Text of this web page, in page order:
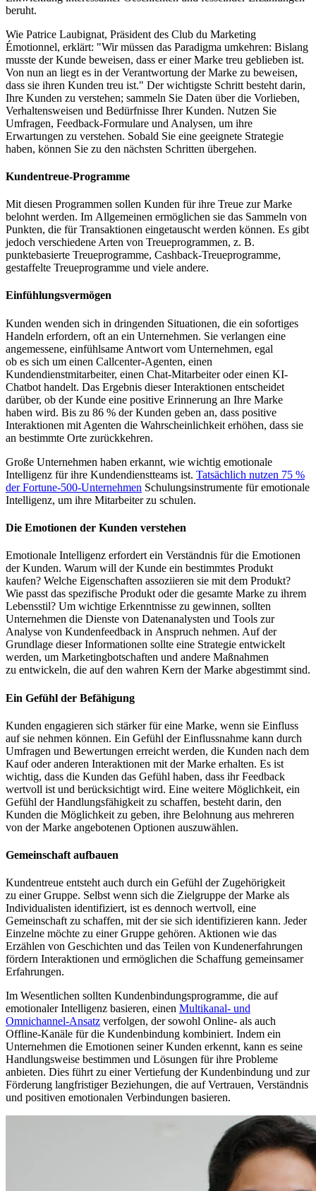
beruht.
Wie Patrice Laubignat, Präsident des Club du Marketing
Émotionnel, erklärt: "Wir müssen das Paradigma umkehren: Bislang
musste der Kunde beweisen, dass er einer Marke treu geblieben ist.
Von nun an liegt es in der Verantwortung der Marke zu beweisen,
dass sie ihren Kunden treu ist." Der wichtigste Schritt besteht darin,
Ihre Kunden zu verstehen; sammeln Sie Daten über die Vorlieben,
Verhaltensweisen und Bedürfnisse Ihrer Kunden. Nutzen Sie
Umfragen, Feedback-Formulare und Analysen, um ihre
Erwartungen zu verstehen. Sobald Sie eine geeignete Strategie
haben, können Sie zu den nächsten Schritten übergehen.
Kundentreue-Programme
Mit diesen Programmen sollen Kunden für ihre Treue zur Marke
belohnt werden. Im Allgemeinen ermöglichen sie das Sammeln von
Punkten, die für Transaktionen eingetauscht werden können. Es gibt
jedoch verschiedene Arten von Treueprogrammen, z. B.
punktebasierte Treueprogramme, Cashback-Treueprogramme,
gestaffelte Treueprogramme und viele andere.
Einfühlungsvermögen
Kunden wenden sich in dringenden Situationen, die ein sofortiges
Handeln erfordern, oft an ein Unternehmen. Sie verlangen eine
angemessene, einfühlsame Antwort vom Unternehmen, egal
ob es sich um einen Callcenter-Agenten, einen
Kundendienstmitarbeiter, einen Chat-Mitarbeiter oder einen KI-
Chatbot handelt. Das Ergebnis dieser Interaktionen entscheidet
darüber, ob der Kunde eine positive Erinnerung an Ihre Marke
haben wird. Bis zu 86 % der Kunden geben an, dass positive
Interaktionen mit Agenten die Wahrscheinlichkeit erhöhen, dass sie
an bestimmte Orte zurückkehren.
Große Unternehmen haben erkannt, wie wichtig emotionale
Intelligenz für ihre Kundendienstteams ist. Tatsächlich nutzen 75 %
der Fortune-500-Unternehmen Schulungsinstrumente für emotionale
Intelligenz, um ihre Mitarbeiter zu schulen.
Die Emotionen der Kunden verstehen
Emotionale Intelligenz erfordert ein Verständnis für die Emotionen
der Kunden. Warum will der Kunde ein bestimmtes Produkt
kaufen? Welche Eigenschaften assoziieren sie mit dem Produkt?
Wie passt das spezifische Produkt oder die gesamte Marke zu ihrem
Lebensstil? Um wichtige Erkenntnisse zu gewinnen, sollten
Unternehmen die Dienste von Datenanalysten und Tools zur
Analyse von Kundenfeedback in Anspruch nehmen. Auf der
Grundlage dieser Informationen sollte eine Strategie entwickelt
werden, um Marketingbotschaften und andere Maßnahmen
zu entwickeln, die auf den wahren Kern der Marke abgestimmt sind.
Ein Gefühl der Befähigung
Kunden engagieren sich stärker für eine Marke, wenn sie Einfluss
auf sie nehmen können. Ein Gefühl der Einflussnahme kann durch
Umfragen und Bewertungen erreicht werden, die Kunden nach dem
Kauf oder anderen Interaktionen mit der Marke erhalten. Es ist
wichtig, dass die Kunden das Gefühl haben, dass ihr Feedback
wertvoll ist und berücksichtigt wird. Eine weitere Möglichkeit, ein
Gefühl der Handlungsfähigkeit zu schaffen, besteht darin, den
Kunden die Möglichkeit zu geben, ihre Belohnung aus mehreren
von der Marke angebotenen Optionen auszuwählen.
Gemeinschaft aufbauen
Kundentreue entsteht auch durch ein Gefühl der Zugehörigkeit
zu einer Gruppe. Selbst wenn sich die Zielgruppe der Marke als
Individualisten identifiziert, ist es dennoch wertvoll, eine
Gemeinschaft zu schaffen, mit der sie sich identifizieren kann. Jeder
Einzelne möchte zu einer Gruppe gehören. Aktionen wie das
Erzählen von Geschichten und das Teilen von Kundenerfahrungen
fördern Interaktionen und ermöglichen die Schaffung gemeinsamer
Erfahrungen.
Im Wesentlichen sollten Kundenbindungsprogramme, die auf
emotionaler Intelligenz basieren, einen Multikanal- und
Omnichannel-Ansatz verfolgen, der sowohl Online- als auch
Offline-Kanäle für die Kundenbindung kombiniert. Indem ein
Unternehmen die Emotionen seiner Kunden erkennt, kann es seine
Handlungsweise bestimmen und Lösungen für ihre Probleme
anbieten. Dies führt zu einer Vertiefung der Kundenbindung und zur
Förderung langfristiger Beziehungen, die auf Vertrauen, Verständnis
und positiven emotionalen Verbindungen basieren.